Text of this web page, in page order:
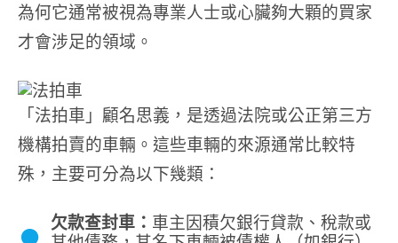
為何它通常被視為專業人士或心臟夠大顆的買家
才會涉足的領域。
「法拍車」顧名思義，是透過法院或公正第三方
機構拍賣的車輛。這些車輛的來源通常比較特
殊，主要可分為以下幾類：
欠款查封車： 車主因積欠銀行貸款、稅款或